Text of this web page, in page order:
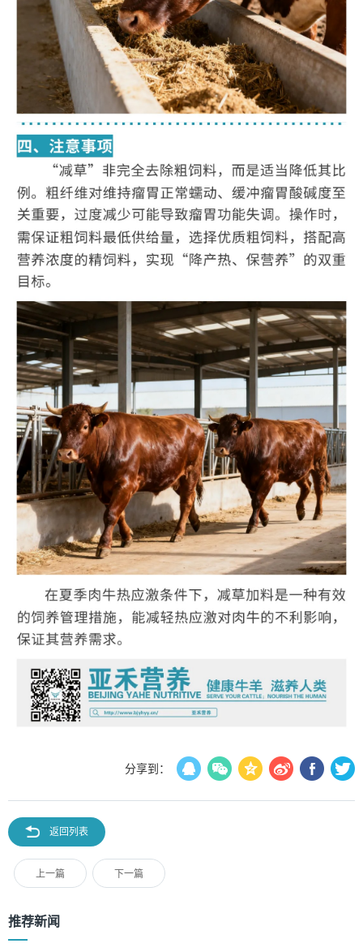
分享到：
返回列表
上一篇 下一篇
推荐新闻